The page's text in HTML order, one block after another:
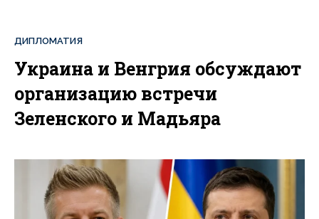
ДИПЛОМАТИЯ
Украина и Венгрия обсуждают
организацию встречи
Зеленского и Мадьяра